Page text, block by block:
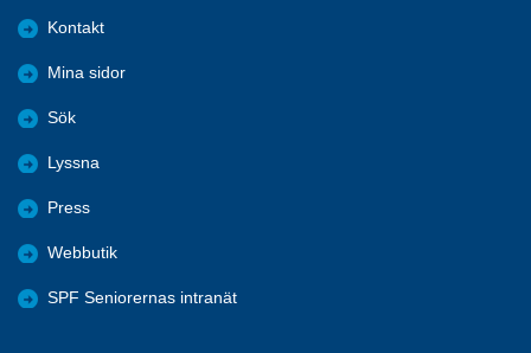
Kontakt
Mina sidor
Sök
Lyssna
Press
Webbutik
SPF Seniorernas intranät